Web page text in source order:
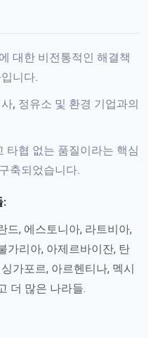
대한 비전통적인 해결책
니다.
, 정유소 및 환경 기업과의
타협 없는 품질이라는 핵심
축되었습니다.
:
드, 에스토니아, 라트비아,
가리아, 아제르바이잔, 탄
가포르, 아르헨티나, 멕시
더 많은 나라들.